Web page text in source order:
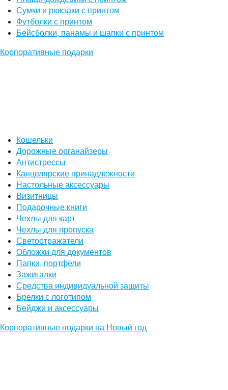
Сумки и рюкзаки с принтом
Футболки с принтом
Бейсболки, панамы и шапки с принтом
Корпоративные подарки
Кошельки
Дорожные органайзеры
Антистрессы
Канцелярские принадлежности
Настольные аксессуары
Визитницы
Подарочные книги
Чехлы для карт
Чехлы для пропуска
Светоотражатели
Обложки для документов
Папки, портфели
Зажигалки
Средства индивидуальной защиты
Брелки с логотипом
Бейджи и аксессуары
Корпоративные подарки на Новый год